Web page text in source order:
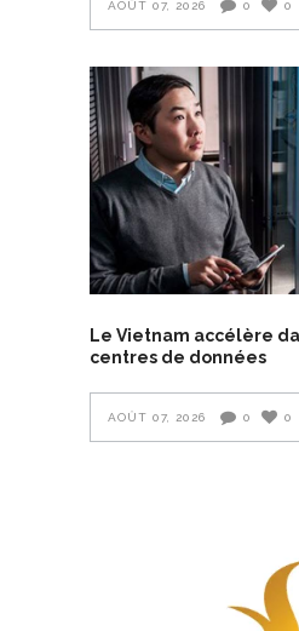
AOÛT 07, 2026 0 0
Le Vietnam accélère
centres de données
AOÛT 07, 2026 0 0